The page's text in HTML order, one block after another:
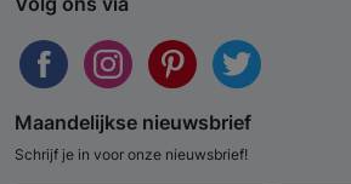
Maandelijkse nieuwsbrief
Schrijf je in voor onze nieuwsbrief!